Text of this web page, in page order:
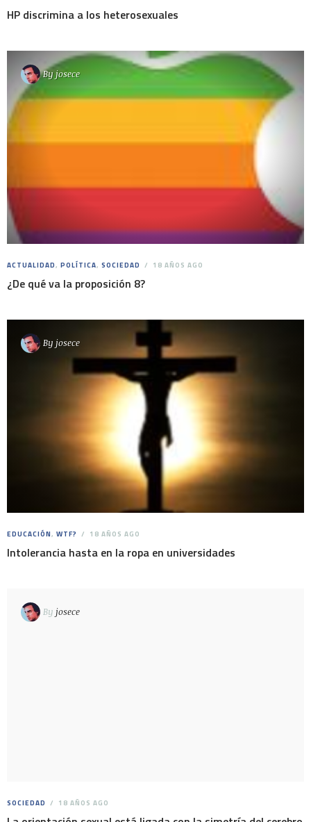
HP discrimina a los heterosexuales
By josece
ACTUALIDAD, POLÍTICA, SOCIEDAD 18 AÑOS AGO
¿De qué va la proposición 8?
By josece
EDUCACIÓN, WTF? 18 AÑOS AGO
Intolerancia hasta en la ropa en universidades
By josece
SOCIEDAD 18 AÑOS AGO